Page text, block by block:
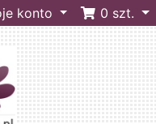
konto 0 szt.